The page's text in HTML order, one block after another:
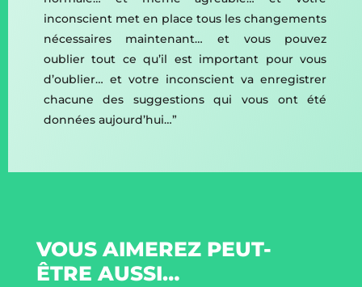
inconscient met en place tous les changements
nécessaires maintenant… et vous pouvez
oublier tout ce qu’il est important pour vous
d’oublier… et votre inconscient va enregistrer
chacune des suggestions qui vous ont été
données aujourd’hui…”
VOUS AIMEREZ PEUT-
ÊTRE AUSSI…